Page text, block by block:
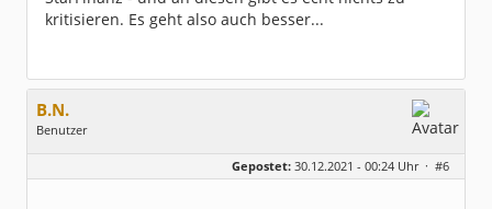
kritisieren. Es geht also auch besser...
B.N.
Benutzer
Dabei seit:
12 / 2006
Gepostet: 30.12.2021 - 00:24 Uhr · #6